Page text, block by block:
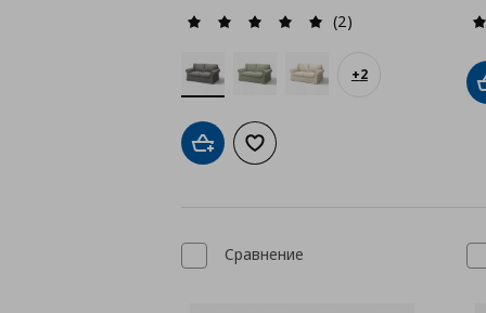
+2
(2)
Добави в кошницата
Добави към списъка с любими
Сравнение